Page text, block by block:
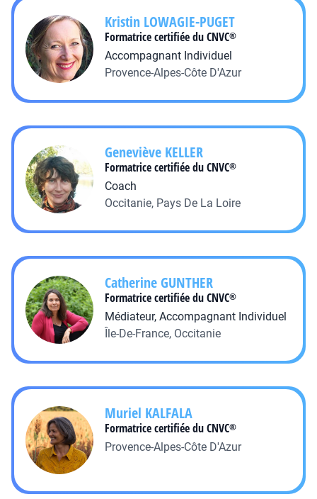
Kristin LOWAGIE-PUGET
Formatrice certifiée du CNVC®
Accompagnant Individuel
Provence-Alpes-Côte D'Azur
Geneviève KELLER
Formatrice certifiée du CNVC®
Coach
Occitanie, Pays De La Loire
CatherineGUNTHER
Formatrice certifiée du CNVC®
Médiateur, Accompagnant Individuel
Île-De-France, Occitanie
Muriel KALFALA
Formatrice certifiée du CNVC®
Provence-Alpes-Côte D'Azur